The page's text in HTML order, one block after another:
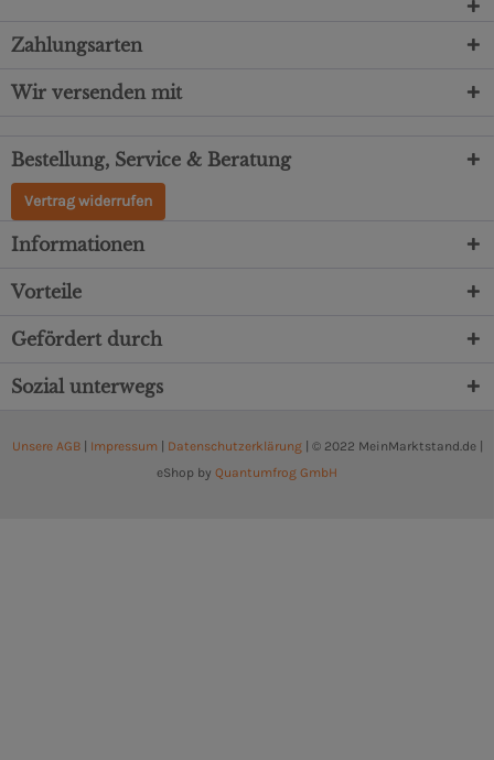
Zahlungsarten
Wir versenden mit
Bestellung, Service & Beratung
Vertrag widerrufen
Informationen
Vorteile
Gefördert durch
Sozial unterwegs
Unsere AGB| Impressum Datenschutzerklärung| © 2022 MeinMarktstand.de |
eShop by Quantumfrog GmbH